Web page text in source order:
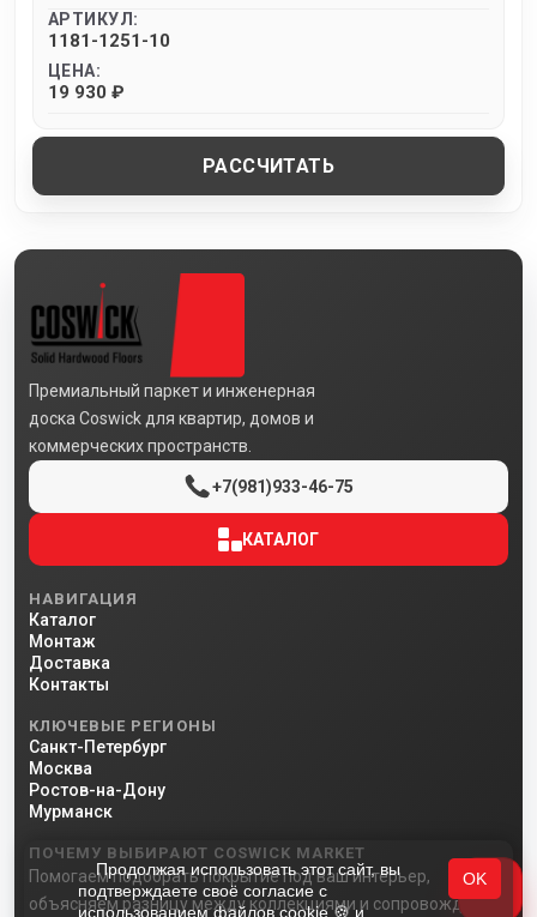
АРТИКУЛ:
1181-1251-10
ЦЕНА:
19 930 ₽
РАССЧИТАТЬ
Премиальный паркет и инженерная
доска Coswick для квартир, домов и
коммерческих пространств.
+7(981)933-46-75
КАТАЛОГ
НАВИГАЦИЯ
Каталог
Монтаж
Доставка
Контакты
КЛЮЧЕВЫЕ РЕГИОНЫ
Санкт-Петербург
Москва
Ростов-на-Дону
Мурманск
ПОЧЕМУ ВЫБИРАЮТ COSWICK MARKET
Помогаем подобрать покрытие под ваш интерьер,
объясняем разницу между коллекциями и сопровождаем
Продолжая использовать этот сайт, вы
подтверждаете своё согласие с
использованием файлов cookie 🍪 и
OK